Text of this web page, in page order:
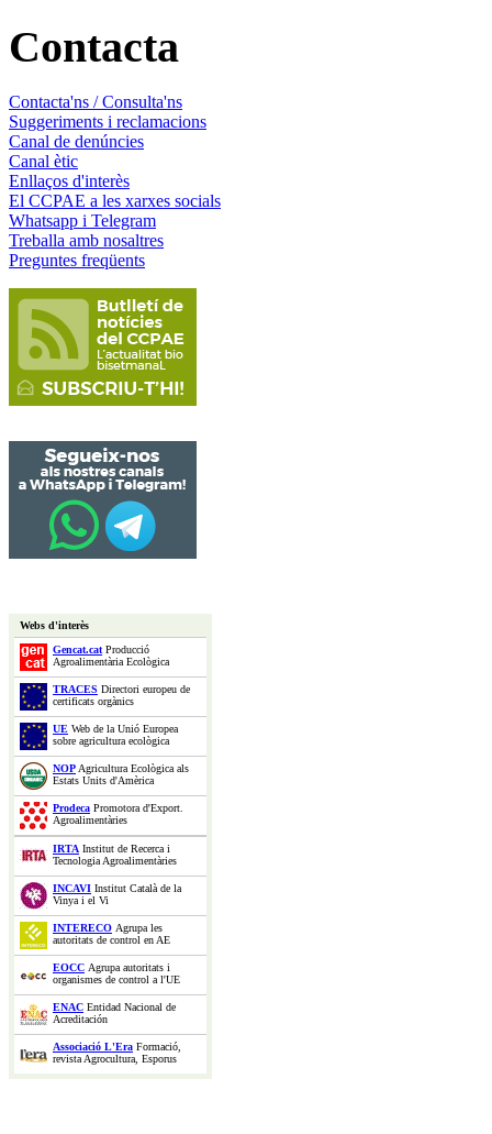
Contacta
Contacta'ns / Consulta'ns
Suggeriments i reclamacions
Canal de denúncies
Canal ètic
Enllaços d'interès
El CCPAE a les xarxes socials
Whatsapp i Telegram
Treballa amb nosaltres
Preguntes freqüents
Webs d'interès
Gencat.catProducció
Agroalimentària Ecològica
TRACES Directori europeu de
certificats orgànics
UE Web de la Unió Europea
sobre agricultura ecològica
NOPAgricultura Ecològica als
Estats Units d'Amèrica
Prodeca Promotora d'Export.
Agroalimentàries
IRTA Institut de Recerca i
Tecnologia Agroalimentàries
INCAVI Institut Català de la
Vinya i el Vi
INTERECO Agrupa les
autoritats de control en AE
EOCC Agrupa autoritats i
organismes de control a l'UE
ENAC Entidad Nacional de
Acreditación
Associació L'Era Formació,
revista Agrocultura, Esporus